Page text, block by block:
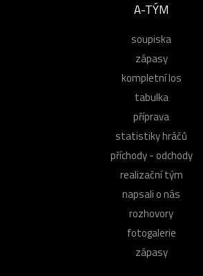
A-TÝM
soupiska
zápasy
kompletní los
tabulka
příprava
statistiky hráčů
příchody - odchody
realizační tým
napsali o nás
rozhovory
fotogalerie
zápasy